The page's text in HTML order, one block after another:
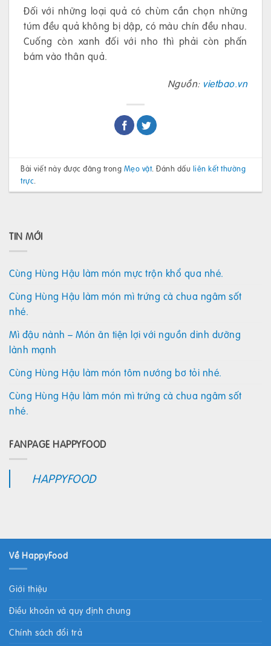
Đối với những loại quả có chùm cần chọn những
túm đều quả không bị dập, có màu chín đều nhau.
Cuống còn xanh đối với nho thì phải còn phấn
bám vào thân quả.
Nguồn: vietbao.vn
Bài viết này được đăng trong Mẹo vặt. Đánh dấu liên kết thường
trực.
TIN MỚI
Cùng Hùng Hậu làm món mực trộn khổ qua nhé.
Cùng Hùng Hậu làm món mì trứng cà chua ngâm sốt
nhé.
Mì đậu nành – Món ăn tiện lợi với nguồn dinh dưỡng
lành mạnh
Cùng Hùng Hậu làm món tôm nướng bơ tỏi nhé.
Cùng Hùng Hậu làm món mì trứng cà chua ngâm sốt
nhé.
FANPAGE HAPPYFOOD
HAPPYFOOD
Về HappyFood
Giới thiệu
Điều khoản và quy định chung
Chính sách đổi trả